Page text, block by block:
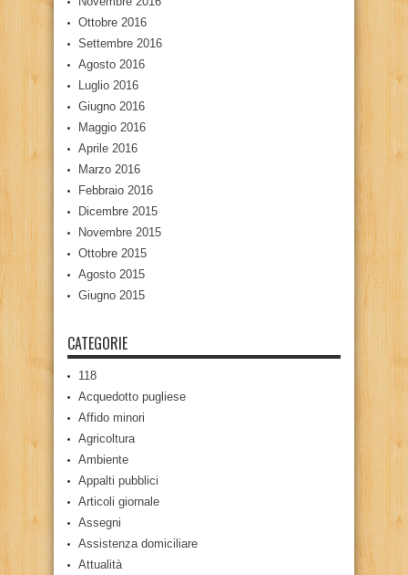
Ottobre 2016
Settembre 2016
Agosto 2016
Luglio 2016
Giugno 2016
Maggio 2016
Aprile 2016
Marzo 2016
Febbraio 2016
Dicembre 2015
Novembre 2015
Ottobre 2015
Agosto 2015
Giugno 2015
CATEGORIE
118
Acquedotto pugliese
Affido minori
Agricoltura
Ambiente
Appalti pubblici
Articoli giornale
Assegni
Assistenza domiciliare
Attualità